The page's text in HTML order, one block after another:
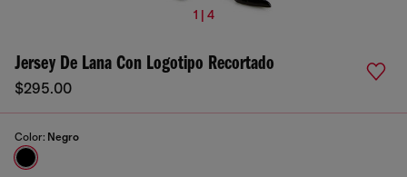
1 | 4
Jersey De Lana Con Logotipo Recortado
$295.00
Color: Negro